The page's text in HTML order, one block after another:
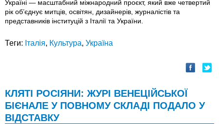
Україні — масштабний міжнародний проєкт, який вже четвертий
рік об’єднує митців, освітян, дизайнерів, журналістів та
представників інституцій з Італії та України.
Теги: Італія, Культура, Україна
КЛЯТІ РОСІЯНИ: ЖУРІ ВЕНЕЦІЙСЬКОЇ
БІЄНАЛЕ У ПОВНОМУ СКЛАДІ ПОДАЛО У
ВІДСТАВКУ